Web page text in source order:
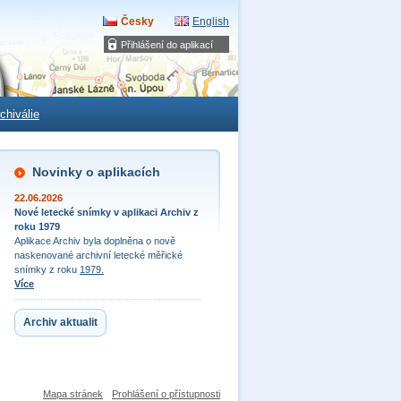
Přihlášení do aplikací
Česky English
Novinky o aplikacích
22.06.2026
Nové letecké snímky v aplikaci Archiv z
roku 1979
Aplikace Archiv byla doplněna o nově
naskenované archivní letecké měřické
snímky z roku 1979.
Více
Archiv aktualit
Mapa stránek Prohlášení o přístupnosti